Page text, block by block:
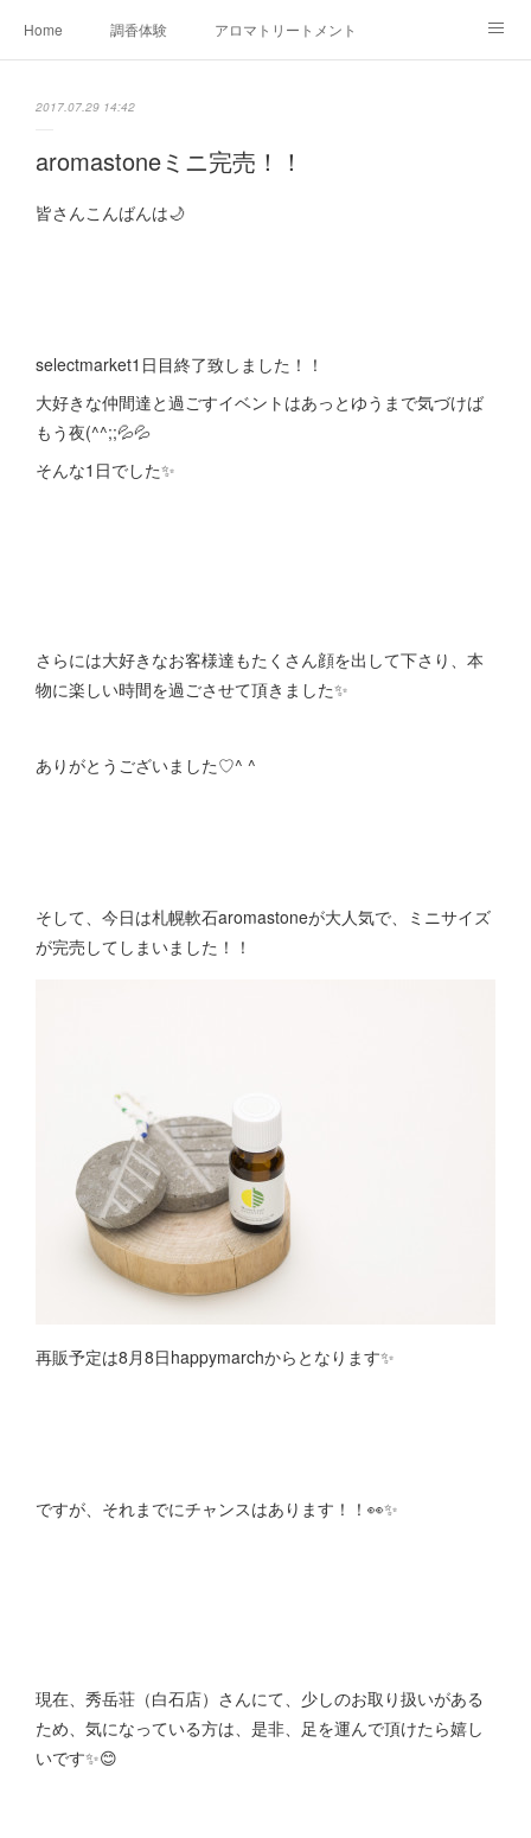
Home 調香体験 アロマトリートメントMenu
Ameblo
2017.07.29 14:42
aromastoneミニ完売！！
皆さんこんばんは🌙
selectmarket1日目終了致しました！！
大好きな仲間達と過ごすイベントはあっとゆうまで気づけば
もう夜(^^;;💦💦
そんな1日でした✨
さらには大好きなお客様達もたくさん顔を出して下さり、本
物に楽しい時間を過ごさせて頂きました✨
ありがとうございました♡^ ^
そして、今日は札幌軟石aromastoneが大人気で、ミニサイズ
が完売してしまいました！！
再販予定は8月8日happymarchからとなります✨
ですが、それまでにチャンスはあります！！👀✨
現在、秀岳荘（白石店）さんにて、少しのお取り扱いがある
ため、気になっている方は、是非、足を運んで頂けたら嬉し
いです✨😊